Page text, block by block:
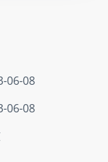
06-08
06-08